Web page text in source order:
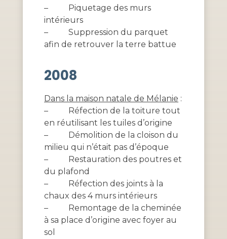
–
Piquetage des murs
intérieurs
–
Suppression du parquet
afin de retrouver la terre battue
2008
Dans la maison natale de Mélanie :
–
Réfection de la toiture tout
en réutilisant les tuiles d’origine
–
Démolition de la cloison du
milieu qui n’était pas d’époque
–
Restauration des poutres et
du plafond
–
Réfection des joints à la
chaux des 4 murs intérieurs
–
Remontage de la cheminée
à sa place d’origine avec foyer au
sol